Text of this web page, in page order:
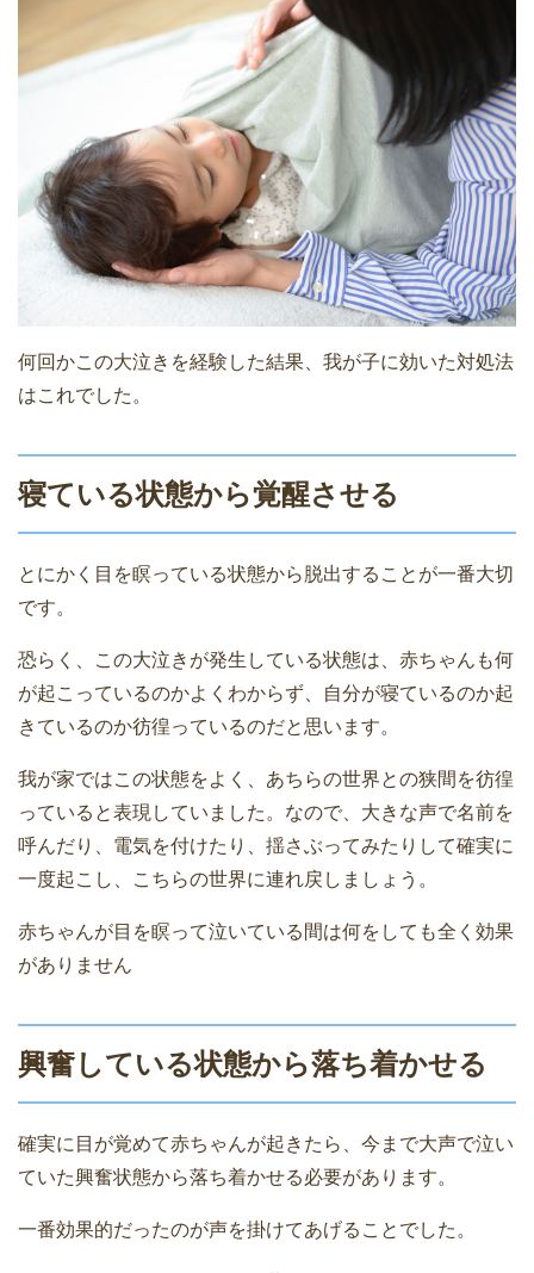
何回かこの大泣きを経験した結果、我が子に効いた対処法
はこれでした。
寝ている状態から覚醒させる
とにかく目を瞑っている状態から脱出することが一番大切
です。
恐らく、この大泣きが発生している状態は、赤ちゃんも何
が起こっているのかよくわからず、自分が寝ているのか起
きているのか彷徨っているのだと思います。
我が家ではこの状態をよく、あちらの世界との狭間を彷徨
っていると表現していました。なので、大きな声で名前を
呼んだり、電気を付けたり、揺さぶってみたりして確実に
一度起こし、こちらの世界に連れ戻しましょう。
赤ちゃんが目を瞑って泣いている間は何をしても全く効果
がありません
興奮している状態から落ち着かせる
確実に目が覚めて赤ちゃんが起きたら、今まで大声で泣い
ていた興奮状態から落ち着かせる必要があります。
一番効果的だったのが声を掛けてあげることでした。